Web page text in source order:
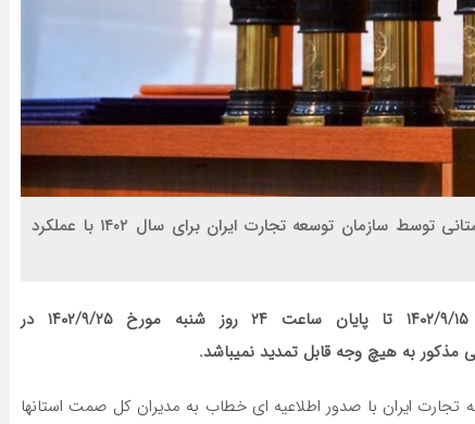
فراخوان ارزیابی و انتخاب صادرکنندگان برگزیده استانی توسط سازمان توسعه تجارت ایران برای سال ۱۴۰۲ با عملکرد
ثبت نام متقاضیان از روز چهارشنبه از تاریخ ۱۴۰۲/۹/۱۵ تا پایان ساعت ۲۴ روز شنبه مورخ ۱۴۰۲/۹/۲۵ در
مذکور به هیچ وجه قابل تمدید نمیباشد.
ایران با صدور اطلاعیه ای خطاب به مدیران کل صمت استانها